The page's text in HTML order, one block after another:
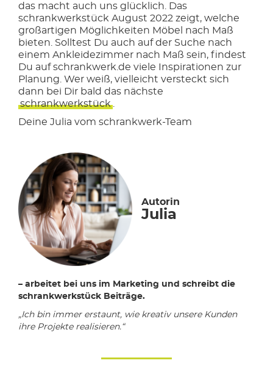
das macht auch uns glücklich. Das
schrankwerkstück August 2022 zeigt, welche
großartigen Möglichkeiten Möbel nach Maß
bieten. Solltest Du auch auf der Suche nach
einem Ankleidezimmer nach Maß sein, findest
Du auf schrankwerk.de viele Inspirationen zur
Planung. Wer weiß, vielleicht versteckt sich
dann bei Dir bald das nächste
schrankwerkstück
Deine Julia vom schrankwerk-Team
Autorin
Julia
– arbeitet bei uns im Marketing und schreibt die
schrankwerkstück Beiträge.
„Ich bin immer erstaunt, wie kreativ unsere Kunden
ihre Projekte realisieren.“